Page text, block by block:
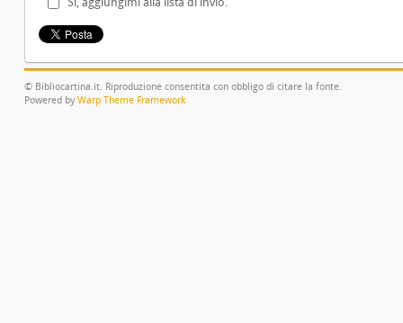
© Bibliocartina.it. Riproduzione consentita con obbligo di citare la fonte.
Powered by Warp Theme Framework